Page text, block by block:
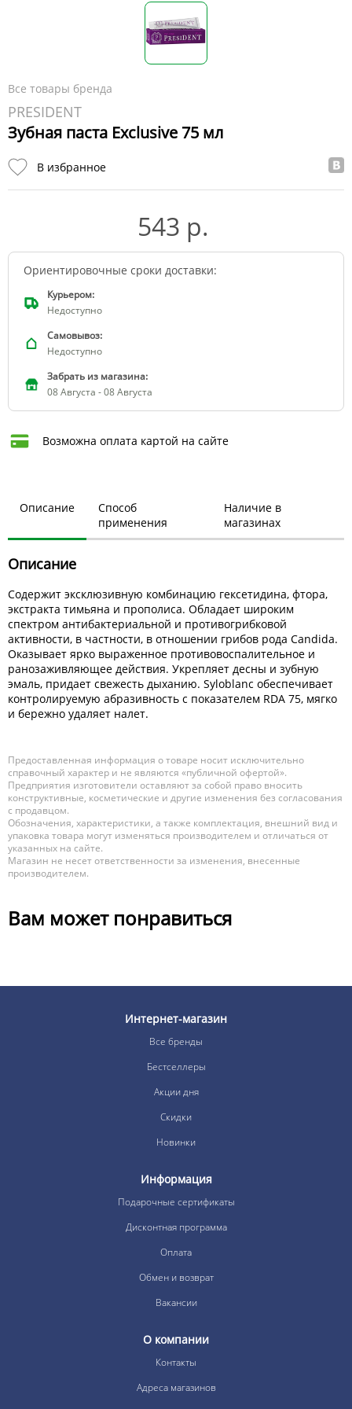
Все товары бренда
PRESIDENT
Зубная паста Exclusive 75 мл
В избранное
543 р.
Ориентировочные сроки доставки:
Курьером:
Недоступно
Самовывоз:
Недоступно
Забрать из магазина:
08 Августа - 08 Августа
Возможна оплата картой на сайте
Описание
Способ
применения
Наличие в
магазинах
Описание
Содержит эксклюзивную комбинацию гексетидина, фтора,
экстракта тимьяна и прополиса. Обладает широким
спектром антибактериальной и противогрибковой
активности, в частности, в отношении грибов рода Candida.
Оказывает ярко выраженное противовоспалительное и
ранозаживляющее действия. Укрепляет десны и зубную
эмаль, придает свежесть дыханию. Syloblanc обеспечивает
контролируемую абразивность с показателем RDA 75, мягко
и бережно удаляет налет.
Предоставленная информация о товаре носит исключительно
справочный характер и не являются «публичной офертой».
Предприятия изготовители оставляют за собой право вносить
конструктивные, косметические и другие изменения без согласования
с продавцом.
Обозначения, характеристики, а также комплектация, внешний вид и
упаковка товара могут изменяться производителем и отличаться от
указанных на сайте.
Магазин не несет ответственности за изменения, внесенные
производителем.
Вам может понравиться
Интернет-магазин
Все бренды
Бестселлеры
Акции дня
Скидки
Новинки
Информация
Подарочные сертификаты
Дисконтная программа
Оплата
Обмен и возврат
Вакансии
О компании
Контакты
Адреса магазинов